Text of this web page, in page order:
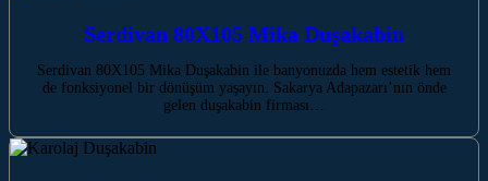
Serdivan 80X105 Mika Duşakabin
Serdivan 80X105 Mika Duşakabin ile banyonuzda hem estetik hem
de fonksiyonel bir dönüşüm yaşayın. Sakarya Adapazarı’nın önde
gelen duşakabin firması…